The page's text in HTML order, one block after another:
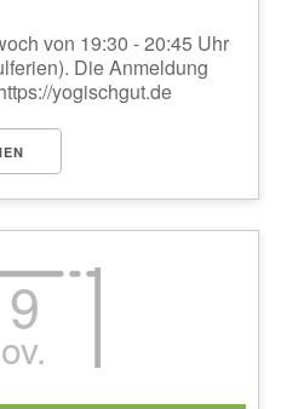
von 19:30 - 20:45 Uhr
Die Anmeldung
yogischgut.de